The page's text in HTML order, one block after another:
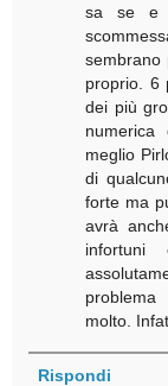
sa se e
sembrano
proprio. 6
dei più
meglio
di
forte ma
avrà
molto.
Rispondi